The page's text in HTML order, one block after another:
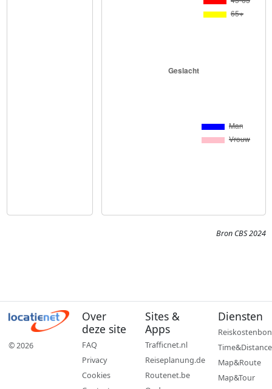
Bron CBS 2024
© 2026
Over
deze site
FAQ
Privacy
Cookies
Sites &
Apps
Trafficnet.nl
Reiseplanung.de
Routenet.be
Diensten
Reiskostenbon
Time&Distance
Map&Route
Map&Tour